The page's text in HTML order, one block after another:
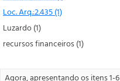
Loc. Arq.:2.435 (1)
Luzardo (1)
recursos financeiros (1)
Agora, apresentando os itens 1-6